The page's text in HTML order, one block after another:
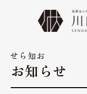
お知らせ
お知らせ